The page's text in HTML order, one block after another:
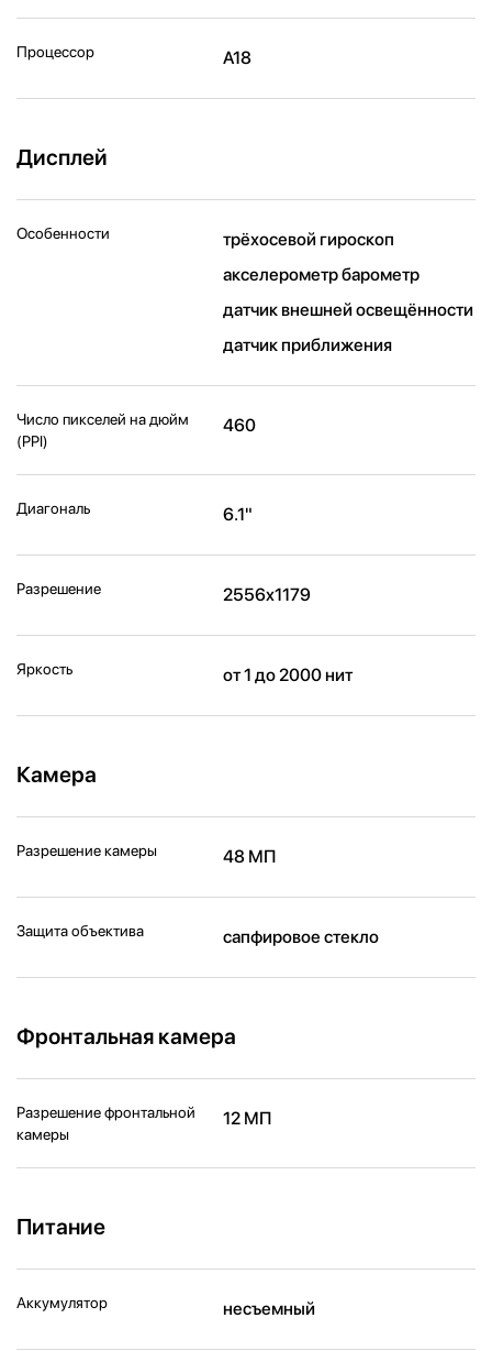
Процессор A18
Дисплей
Особенности
трёхосевой гироскоп
акселерометр барометр
датчик внешней освещённости
датчик приближения
Число пикселей на дюйм
(PPI)
460
Диагональ 6.1"
Разрешение 2556x1179
Яркость от 1 до 2000 нит
Камера
Разрешение камеры 48 МП
Защита объектива сапфировое стекло
Фронтальная камера
Разрешение фронтальной
камеры
12 МП
Питание
Аккумулятор несъемный